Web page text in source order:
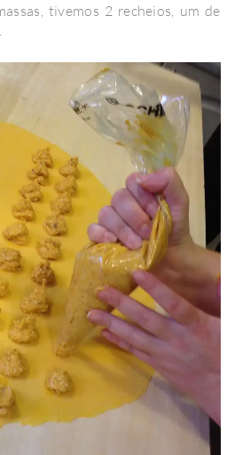
tivemos 2 recheios, um de